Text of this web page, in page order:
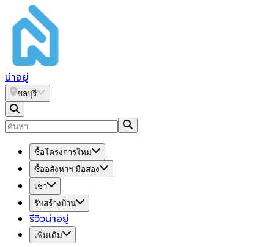
น่าอยู่
ชลบุรี
ซื้อโครงการใหม่
ซื้ออสังหาฯ มือสอง
เช่า
รับสร้างบ้าน
รีวิวน่าอยู่
เพิ่มเติม